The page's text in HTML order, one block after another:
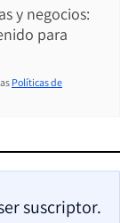
y negocios:
para
Políticas de
suscriptor.